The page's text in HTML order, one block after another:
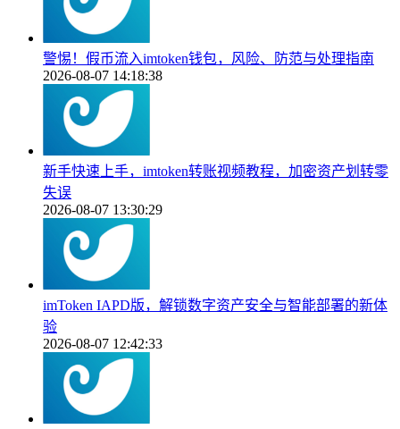
警惕！假币流入imtoken钱包，风险、防范与处理指南
2026-08-07 14:18:38
新手快速上手，imtoken转账视频教程，加密资产划转零
失误
2026-08-07 13:30:29
imToken IAPD版，解锁数字资产安全与智能部署的新体
验
2026-08-07 12:42:33